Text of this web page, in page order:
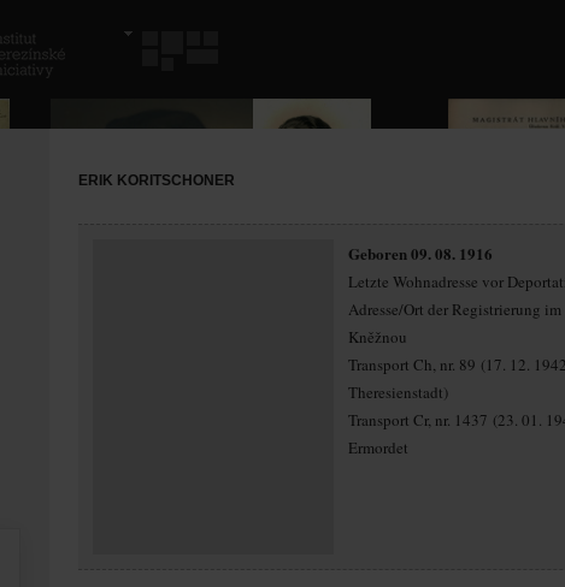
ERIK KORITSCHONER
Geboren 09. 08. 1916
Letzte Wohnadresse vor
Adresse/Ort der Registrierung
Kněžnou
Transport Ch, nr. 89 (17. 12.
Theresienstadt)
Transport Cr, nr. 1437 (23. 01.
Ermordet